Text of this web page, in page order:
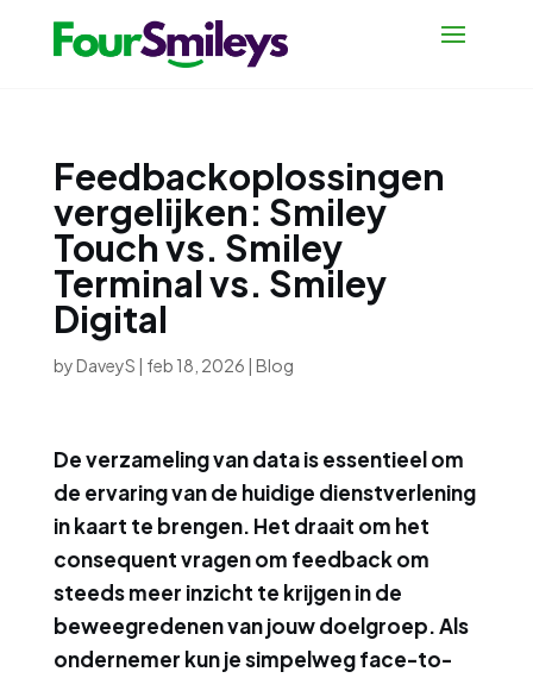
Feedbackoplossingen
vergelijken: Smiley
Touch vs. Smiley
Terminal vs. Smiley
Digital
byDaveyS | feb 18, 2026 | Blog
De verzameling van data is essentieel om
de ervaring van de huidige dienstverlening
in kaart te brengen. Het draait om het
consequent vragen om feedback om
steeds meer inzicht te krijgen in de
beweegredenen van jouw doelgroep. Als
ondernemer kun je simpelweg face-to-